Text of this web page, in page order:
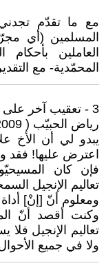
مع ما تقدّم
المسلمين (أي
العاملين
المحمّدية- مع التقدير
3 - تعقيب آخر على تعليقي
رياض الحبيّب ( 2009 / 4 / 19 - 23:07 )
يبدو لي أن الأخ
اعترض عليها! فقد
فإن كان
تعاليم الإنجيل
ومعلوم أنّ [إنْ]
وكنت أقصد أنّ
تعاليم الإنجيل
ولا في جميع